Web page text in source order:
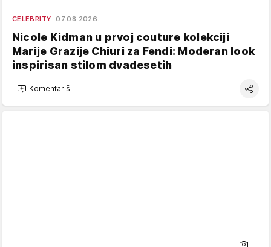
CELEBRITY 07.08.2026.
Nicole Kidman u prvoj couture kolekciji
Marije Grazije Chiuri za Fendi: Moderan look
inspirisan stilom dvadesetih
Komentariši